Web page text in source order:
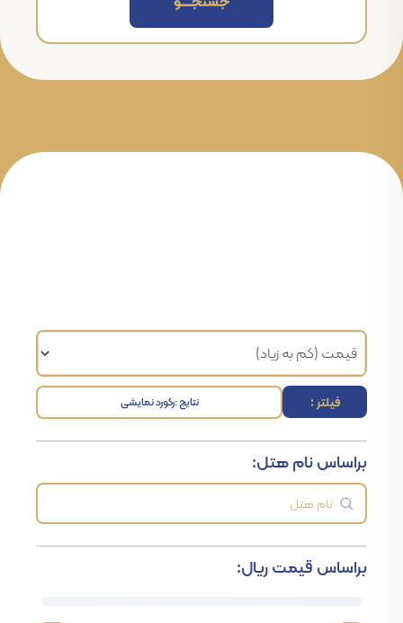
فیلتر : نتایج :رکورد نمایشی
براساس نام هتل:
براساس قیمت ریال: